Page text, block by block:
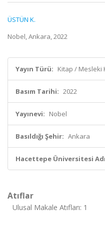
ÜSTÜN K.
Nobel, Ankara, 2022
Yayın Türü: Kitap / Mesleki
Basım Tarihi: 2022
Yayınevi: Nobel
Basıldığı Şehir: Ankara
Hacettepe Üniversitesi
Atıflar
Ulusal Makale Atıfları: 1